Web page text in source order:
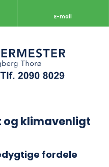
E-mail
og klimavenligt
fordele